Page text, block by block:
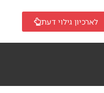
לארכיון גילוי דעת